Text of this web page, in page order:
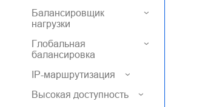
Балансировщик
нагрузки
Глобальная
балансировка
IP-маршрутизация
Высокая доступность